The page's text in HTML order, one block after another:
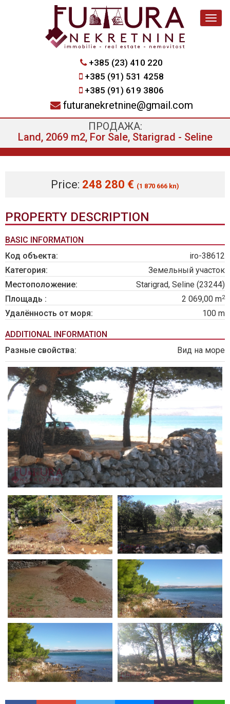
+385 (23) 410 220
+385 (91) 531 4258
+385 (91) 619 3806
futuranekretnine@gmail.com
ПРОДАЖА:
Land, 2069 m2, For Sale, Starigrad - Seline
Price: 248 280 € (1 870 666 kn)
PROPERTY DESCRIPTION
BASIC INFORMATION
Код объекта:
iro-38612
Категория:
Земельный участок
Местоположение:
Starigrad, Seline (23244)
Площадь :
2 069,00 m2
Удалённость от моря: 100 m
ADDITIONAL INFORMATION
Разные свойства:
Вид на море